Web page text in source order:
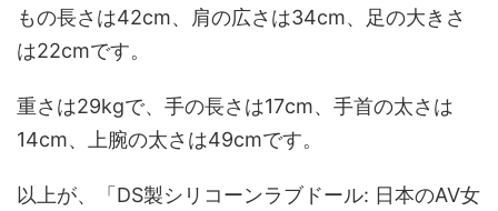
もの長さは42cm、肩の広さは34cm、足の大きさ
は22cmです。
重さは29kgで、手の長さは17cm、手首の太さは
14cm、上腕の太さは49cmです。
以上が、「DS製シリコーンラブドール: 日本のAV女